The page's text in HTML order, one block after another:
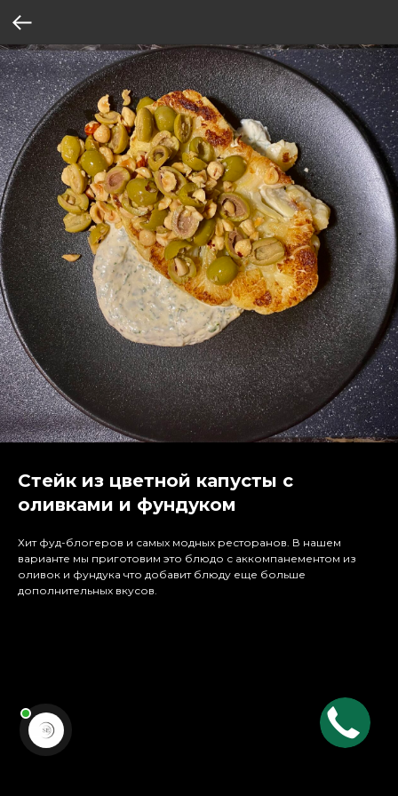
Стейк из цветной капусты с
оливками и фундуком
Хит фуд-блогеров и самых модных ресторанов. В нашем
варианте мы приготовим это блюдо с аккомпанементом из
оливок и фундука что добавит блюду еще больше
дополнительных вкусов.